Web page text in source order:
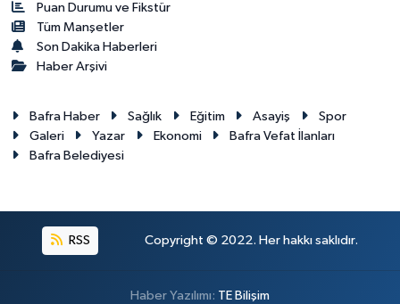
Puan Durumu ve Fikstür
Tüm Manşetler
Son Dakika Haberleri
Haber Arşivi
Bafra Haber Sağlık Eğitim Asayiş
Spor
Galeri
Yazar Ekonomi
Bafra Vefat İlanları
Bafra Belediyesi
RSS Copyright © 2022. Her hakkı saklıdır.
Haber Yazılımı: TE Bilişim